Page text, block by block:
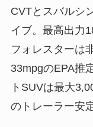
CVTとスバルシ
イブ。最高出力
フォレスターは
33mpgのEPA推
トSUVは最大
のトレーラー安